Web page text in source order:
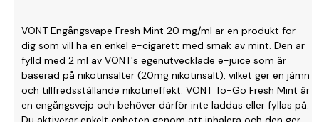
VONT Engångsvape Fresh Mint 20 mg/ml är en produkt för
dig som vill ha en enkel e-cigarett med smak av mint. Den är
fylld med 2 ml av VONT's egenutvecklade e-juice som är
baserad på nikotinsalter (20mg nikotinsalt), vilket ger en jämn
och tillfredsställande nikotineffekt. VONT To-Go Fresh Mint är
en engångsvejp och behöver därför inte laddas eller fyllas på.